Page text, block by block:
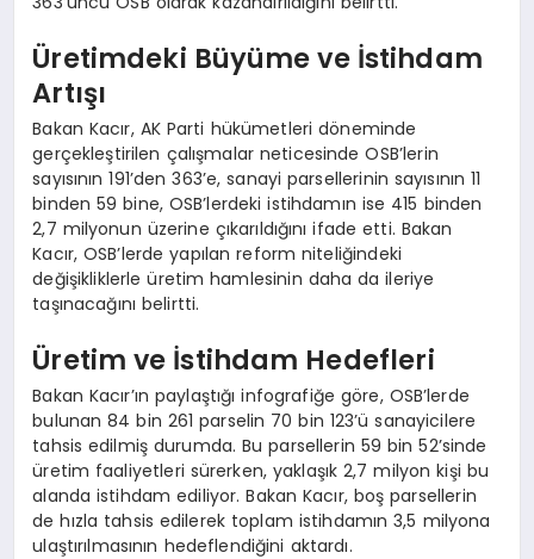
Üretimdeki Büyüme ve İstihdam
Artışı
Bakan Kacır, AK Parti hükümetleri döneminde
gerçekleştirilen çalışmalar neticesinde OSB’lerin
sayısının 191’den 363’e, sanayi parsellerinin sayısının 11
binden 59 bine, OSB’lerdeki istihdamın ise 415 binden
2,7 milyonun üzerine çıkarıldığını ifade etti. Bakan
Kacır, OSB’lerde yapılan reform niteliğindeki
değişikliklerle üretim hamlesinin daha da ileriye
taşınacağını belirtti.
Üretim ve İstihdam Hedefleri
Bakan Kacır’ın paylaştığı infografiğe göre, OSB’lerde
bulunan 84 bin 261 parselin 70 bin 123’ü sanayicilere
tahsis edilmiş durumda. Bu parsellerin 59 bin 52’sinde
üretim faaliyetleri sürerken, yaklaşık 2,7 milyon kişi bu
alanda istihdam ediliyor. Bakan Kacır, boş parsellerin
de hızla tahsis edilerek toplam istihdamın 3,5 milyona
ulaştırılmasının hedeflendiğini aktardı.